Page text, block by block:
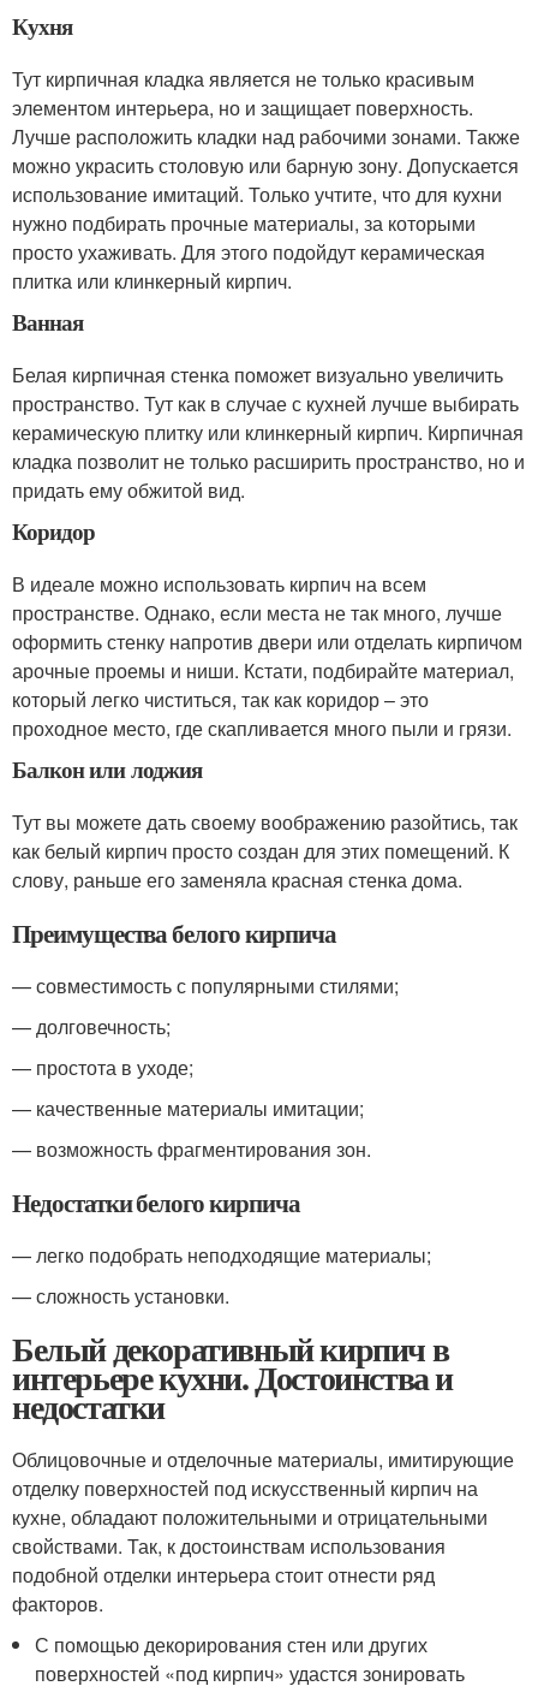
Кухня
Тут кирпичная кладка является не только красивым
элементом интерьера, но и защищает поверхность.
Лучше расположить кладки над рабочими зонами. Также
можно украсить столовую или барную зону. Допускается
использование имитаций. Только учтите, что для кухни
нужно подбирать прочные материалы, за которыми
просто ухаживать. Для этого подойдут керамическая
плитка или клинкерный кирпич.
Ванная
Белая кирпичная стенка поможет визуально увеличить
пространство. Тут как в случае с кухней лучше выбирать
керамическую плитку или клинкерный кирпич. Кирпичная
кладка позволит не только расширить пространство, но и
придать ему обжитой вид.
Коридор
В идеале можно использовать кирпич на всем
пространстве. Однако, если места не так много, лучше
оформить стенку напротив двери или отделать кирпичом
арочные проемы и ниши. Кстати, подбирайте материал,
который легко чиститься, так как коридор – это
проходное место, где скапливается много пыли и грязи.
Балкон или лоджия
Тут вы можете дать своему воображению разойтись, так
как белый кирпич просто создан для этих помещений. К
слову, раньше его заменяла красная стенка дома.
Преимущества белого кирпича
— совместимость с популярными стилями;
— долговечность;
— простота в уходе;
— качественные материалы имитации;
— возможность фрагментирования зон.
Недостатки белого кирпича
— легко подобрать неподходящие материалы;
— сложность установки.
Белый декоративный кирпич в
интерьере кухни. Достоинства и
недостатки
Облицовочные и отделочные материалы, имитирующие
отделку поверхностей под искусственный кирпич на
кухне, обладают положительными и отрицательными
свойствами. Так, к достоинствам использования
подобной отделки интерьера стоит отнести ряд
факторов.
С помощью декорирования стен или других
поверхностей «под кирпич» удастся зонировать